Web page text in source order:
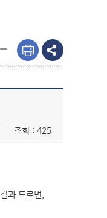
-
조회 : 425
과 도로변,